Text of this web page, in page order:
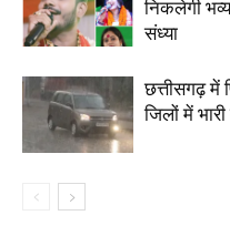
निकलेगी
संध्या
छत्तीसगढ़
जिलों में